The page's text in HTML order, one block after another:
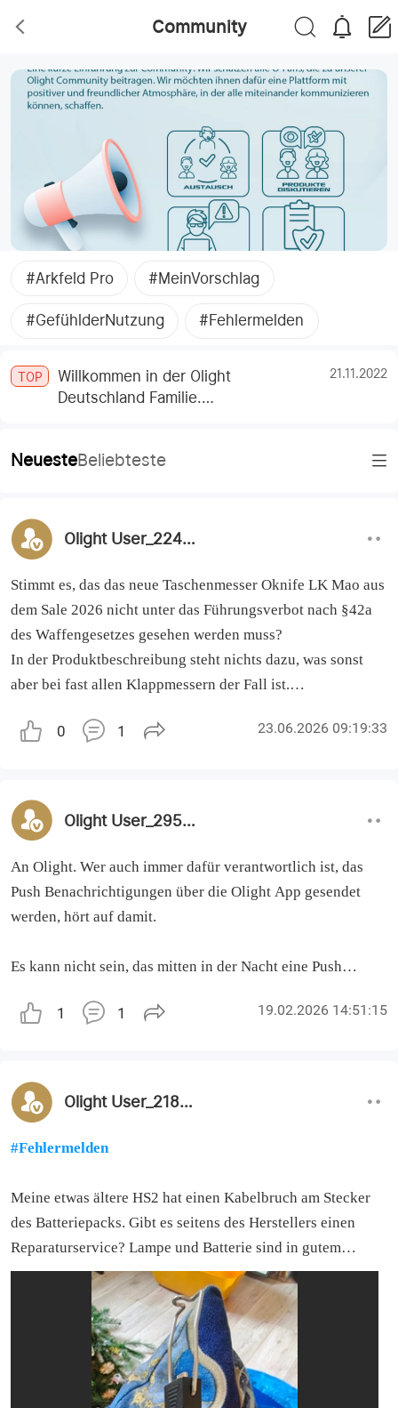
Community
#Arkfeld Pro #MeinVorschlag
#GefühlderNutzung #Fehlermelden
TOP
Willkommen in der Olight
Deutschland Familie.
verpassen.#Olight
21.11.2022
NeuesteBeliebteste
Olight User_224643
Stimmt es, das das neue Taschenmesser Oknife LK Mao aus
dem Sale 2026 nicht unter das Führungsverbot nach §42a
des Waffengesetzes gesehen werden muss?
In der Produktbeschreibung steht nichts dazu, was sonst
aber bei fast allen Klappmessern der Fall ist.
kriege.
0 1 23.06.2026 09:19:33
Olight User_295682
An Olight. Wer auch immer dafür verantwortlich ist, das
Push Benachrichtigungen über die Olight App gesendet
werden, hört auf damit.
Es kann nicht sein, das mitten in der Nacht eine Push
doch mal die App starten, es gäbe dort "NEUES" zu
Wozu? Dieses agressive Werben nervt mich! Alleine diesen
Monate klingelte die App mehrfach, zu unterschiedlichen
Uhrzeiten.
Ich entscheide, ob und wann ich die App starte, nicht ihr.
Sollte das nicht aufhören, werde ich die App löschen und
sie nie wieder installieren. Auch eine Art um seine
1 1 19.02.2026 14:51:15
Olight User_218371
#Fehlermelden
Meine etwas ältere HS2 hat einen Kabelbruch am Stecker
des Batteriepacks. Gibt es seitens des Herstellers einen
Reparaturservice? Lampe und Batterie sind in gutem
Zustand. Es wäre total schade deswegen eine neue Lampe
kaufen zu müssen.